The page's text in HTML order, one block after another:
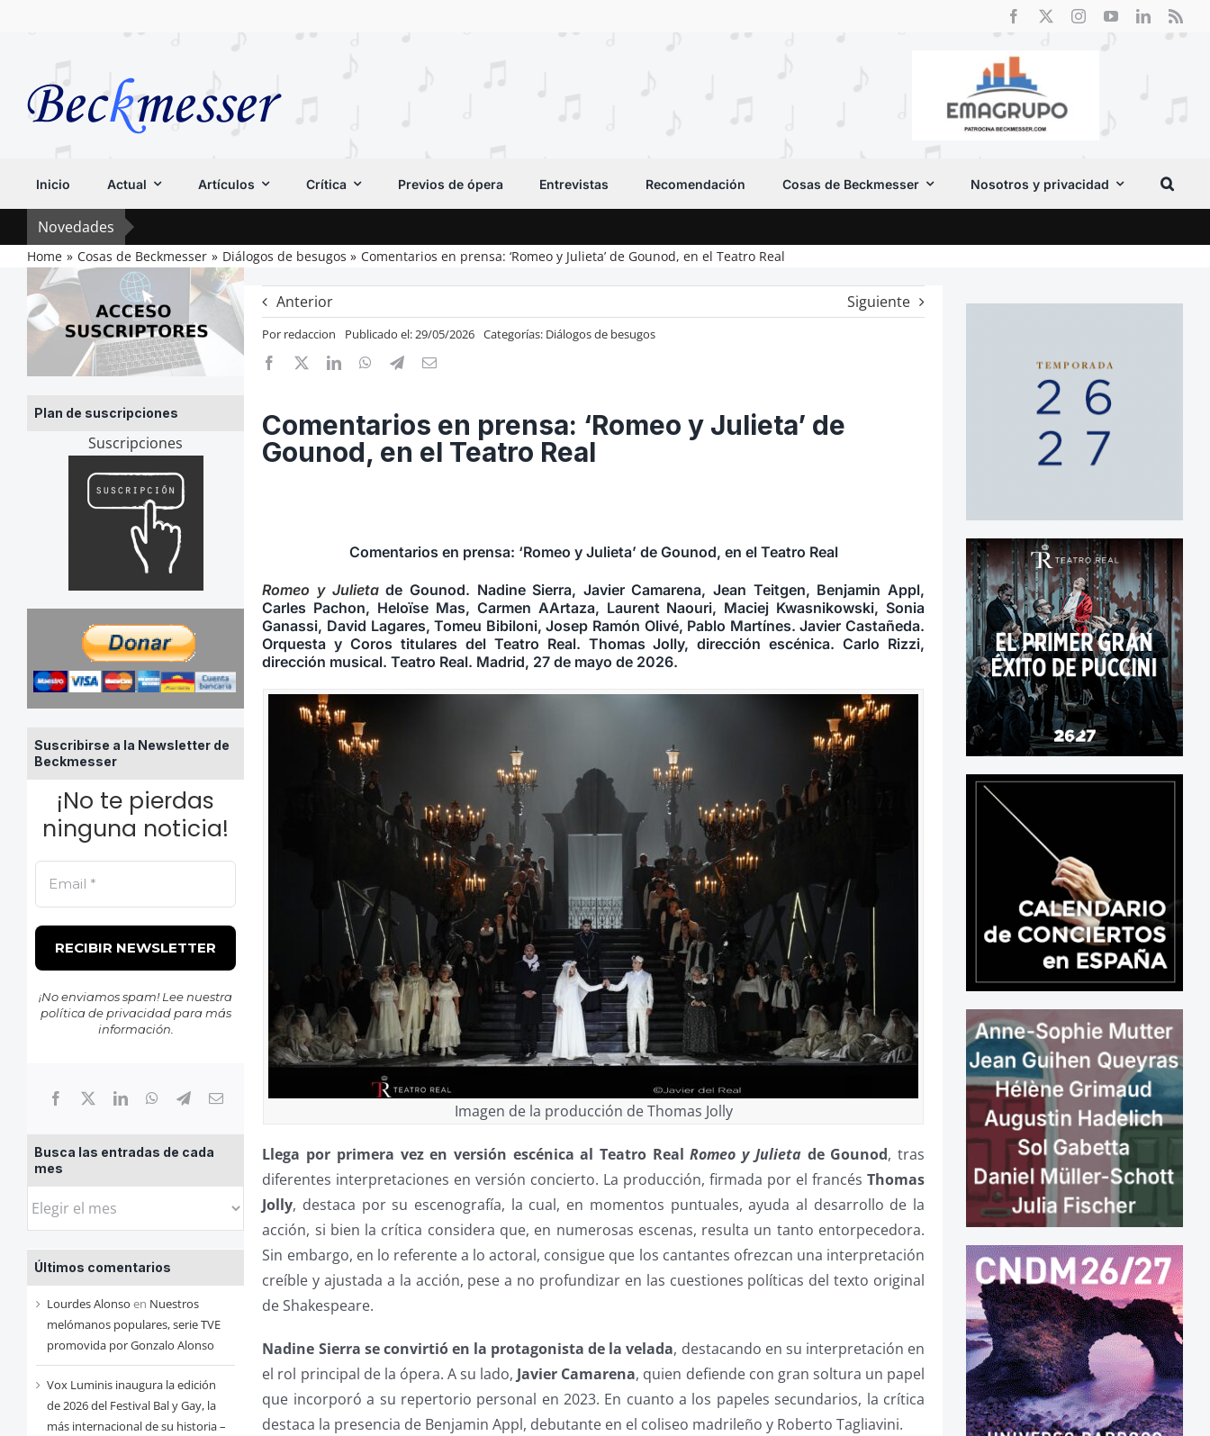
Inicio Actual Artículos Crítica Previos de ópera Entrevistas Recomendación Cosas de Beckmesser Nosotros y privacidad
Novedades
Home Cosas de Beckmesser Diálogos de besugos Comentarios en prensa: ‘Romeo y Julieta’ de Gounod, en el Teatro Real
Plan de suscripciones
Suscripciones
Suscribirse a la Newsletter de
Beckmesser
¡No te pierdas
ninguna noticia!
¡No enviamos spam! Lee nuestra
política de privacidadpara más
información.
Busca las entradas de cada
mes
Busca
entradas
de
cada
mes
Últimos comentarios
Lourdes Alonso en Nuestros
melómanos populares, serie TVE
promovida por Gonzalo Alonso
Vox Luminis inaugura la edición
de 2026 del Festival Bal y Gay, la
más internacional de su historia –
Anterior Siguiente
Por redaccion Publicado el: 29/05/2026 Categorías: Diálogos de besugos
Comentarios en prensa: ‘Romeo y Julieta’ de
Gounod, en el Teatro Real
Comentarios en prensa: ‘Romeo y Julieta’ de Gounod, en el Teatro Real
Romeo y Julietade Gounod. Nadine Sierra, Javier Camarena, Jean Teitgen, Benjamin Appl,
Carles Pachon, Heloïse Mas, Carmen AArtaza, Laurent Naouri, Maciej Kwasnikowski, Sonia
Ganassi, David Lagares, Tomeu Bibiloni, Josep Ramón Olivé, Pablo Martínes. Javier Castañeda.
Orquesta y Coros titulares del Teatro Real. Thomas Jolly, dirección escénica. Carlo Rizzi,
dirección musical. Teatro Real. Madrid, 27 de mayo de 2026.
Imagen de la producción de Thomas Jolly
Llega por primera vez en versión escénica al Teatro RealRomeo y Julietade Gounod, tras
diferentes interpretaciones en versión concierto. La producción, firmada por el francés Thomas
Jolly, destaca por su escenografía, la cual, en momentos puntuales, ayuda al desarrollo de la
acción, si bien la crítica considera que, en numerosas escenas, resulta un tanto entorpecedora.
Sin embargo, en lo referente a lo actoral, consigue que los cantantes ofrezcan una interpretación
creíble y ajustada a la acción, pese a no profundizar en las cuestiones políticas del texto original
de Shakespeare.
Nadine Sierra se convirtió en la protagonista de la velada, destacando en su interpretación en
el rol principal de la ópera. A su lado, Javier Camarena, quien defiende con gran soltura un papel
que incorporó a su repertorio personal en 2023. En cuanto a los papeles secundarios, la crítica
destaca la presencia de Benjamin Appl, debutante en el coliseo madrileño y Roberto Tagliavini.